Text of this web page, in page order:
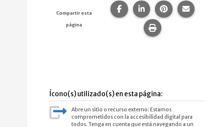
Compartir esta
página
Compartir esta página en
Compartir esta
Compartir
Imprime esta
Ícono(s) utilizado(s) en esta página:
Abre un sitio o recurso externo: Estamos
comprometidos con la accesibilidad digital para
todos. Tenga en cuenta que está navegando a un